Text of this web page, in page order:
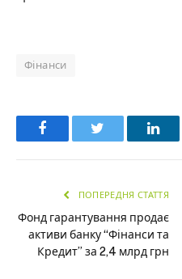
Фінанси
Facebook
ПОПЕРЕДНЯ СТАТТЯ
Фонд гарантування продає
активи банку “Фінанси та
Кредит” за 2,4 млрд грн